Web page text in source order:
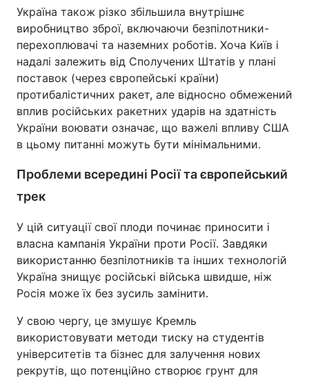
Україна також різко збільшила внутрішнє
виробництво зброї, включаючи безпілотники-
перехоплювачі та наземних роботів. Хоча Київ і
надалі залежить від Сполучених Штатів у плані
поставок (через європейські країни)
протибалістичних ракет, але відносно обмежений
вплив російських ракетних ударів на здатність
України воювати означає, що важелі впливу США
в цьому питанні можуть бути мінімальними.
Проблеми всередині Росії та європейський
трек
У цій ситуації свої плоди починає приносити і
власна кампанія України проти Росії. Завдяки
використанню безпілотників та інших технологій
Україна знищує російські війська швидше, ніж
Росія може їх без зусиль замінити.
У свою чергу, це змушує Кремль
використовувати методи тиску на студентів
університетів та бізнес для залучення нових
рекрутів, що потенційно створює грунт для